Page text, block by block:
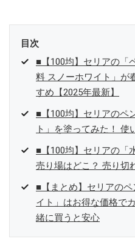
目次
■【100均】セリアの「
料 スノーホワイト」が
すめ【2025年最新】
■【100均】セリアのペ
ト」を塗ってみた！ 使
■【100均】セリアの「
売り場はどこ？ 売り切
■【まとめ】セリアの
イト」はお得な価格で
緒に買うと安心